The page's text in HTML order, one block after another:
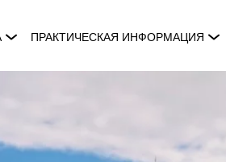
ПРАКТИЧЕСКАЯ ИНФОРМАЦИЯ